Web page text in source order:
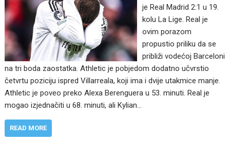
je Real Madrid 2:1 u 19.
kolu La Lige. Real je
ovim porazom
propustio priliku da se
približi vodećoj Barceloni
na tri boda zaostatka. Athletic je pobjedom dodatno učvrstio
četvrtu poziciju ispred Villarreala, koji ima i dvije utakmice manje.
Athletic je poveo preko Alexa Berenguera u 53. minuti. Real je
mogao izjednačiti u 68. minuti, ali Kylian…
READ MORE